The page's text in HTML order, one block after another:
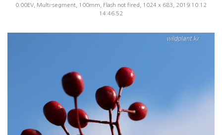
0.00EV, Multi-segment, 100mm, Flash not fired, 1024 x 683, 2019:10:12
14:46:52